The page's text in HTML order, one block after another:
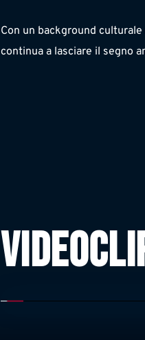
Con un background
continua a lasciare il segno